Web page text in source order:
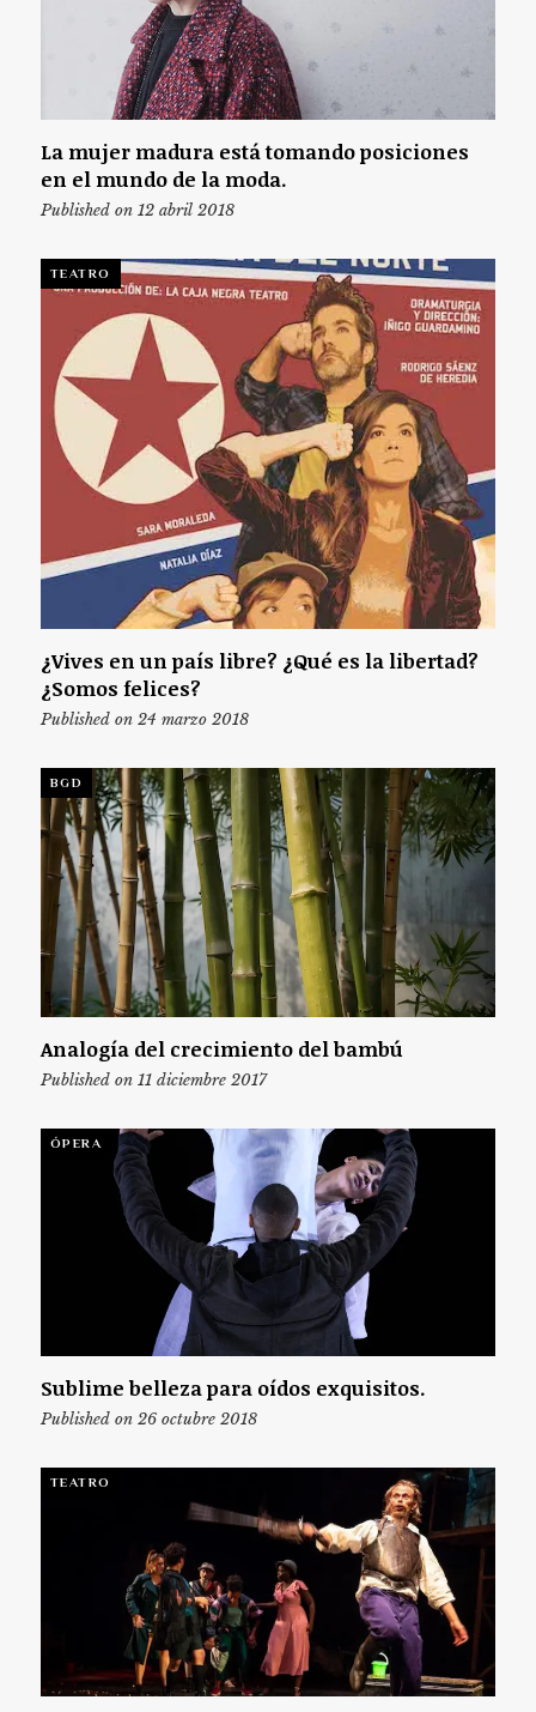
La mujer madura está tomando posiciones
en el mundo de la moda.
Published on 12 abril 2018
TEATRO
¿Vives en un país libre? ¿Qué es la libertad?
¿Somos felices?
Published on 24 marzo 2018
BGD
Analogía del crecimiento del bambú
Published on 11 diciembre 2017
ÓPERA
Sublime belleza para oídos exquisitos.
Published on 26 octubre 2018
TEATRO